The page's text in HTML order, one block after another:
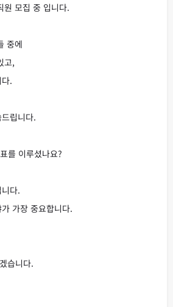
원 모집 중 입니다.
중에
고,
.
립니다.
를 이루셨나요?
다.
가장 중요합니다.
습니다.